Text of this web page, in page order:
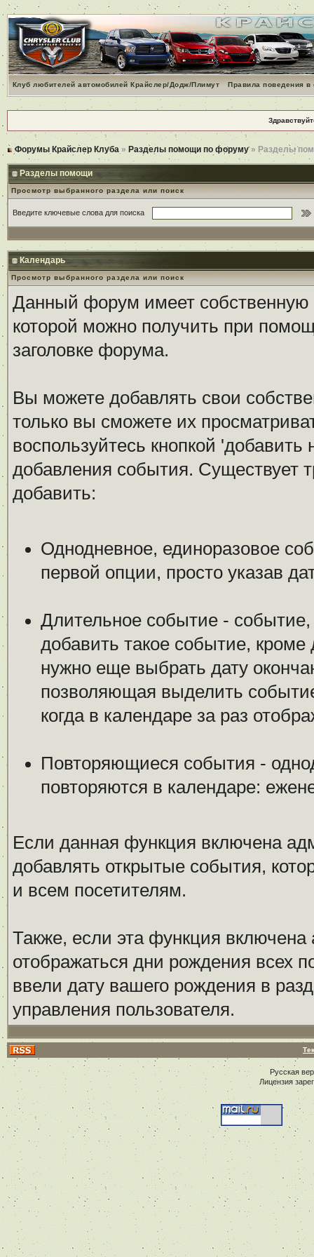
Клуб любителей автомобилей Крайслер/Додж/Плимут Правила поведения
Форумы Крайслер Клуба » Разделы помощи по форуму» Разделы
Разделы помощи
Просмотр выбранного раздела или поиск
Введите ключевые слова для поиска
Календарь
Просмотр выбранного раздела или поиск
Данный форум имеет собственную
которой можно получить при
заголовке форума.
Вы можете добавлять свои
только вы сможете их
воспользуйтесь кнопкой
добавления события. Существует
добавить:
Однодневное, единоразовое
первой опции, просто указав
Длительное событие -
добавить такое событие,
нужно еще выбрать дату
позволяющая выделить
когда в календаре за раз
Повторяющиеся события -
повторяются в календаре:
Если данная функция включена
добавлять открытые события,
и всем посетителям.
Также, если эта функция
отображаться дни рождения всех
ввели дату вашего рождения в
управления пользователя.
Русская
Лицензия